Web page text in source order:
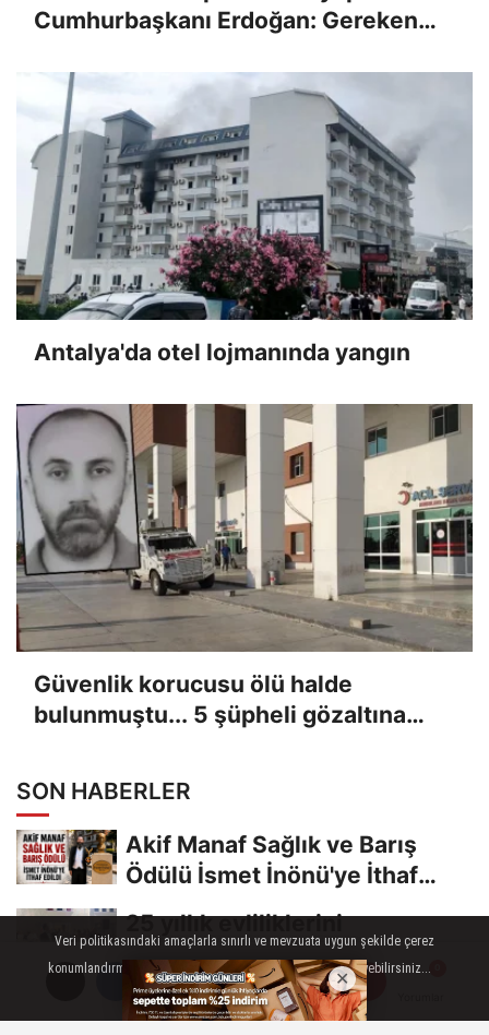
Cumhurbaşkanı Erdoğan: Gereken
Antalya'da otel lojmanında yangın
Güvenlik korucusu ölü halde
bulunmuştu... 5 şüpheli gözaltına
SON HABERLER
Akif Manaf Sağlık ve Barış
Ödülü İsmet İnönü'ye İthaf
25 yıllık evliliklerini
hayallerindeki düğünle
taçlandırdılar
Ankara’dan Giresun’a 28 bin
Veri politikasındaki amaçlarla sınırlı ve mevzuata uygun şekilde çerez
konumlandırmaktayız. Detaylar için veri politikamızı inceleyebilirsiniz...
AYRINTILAR
TAMAM